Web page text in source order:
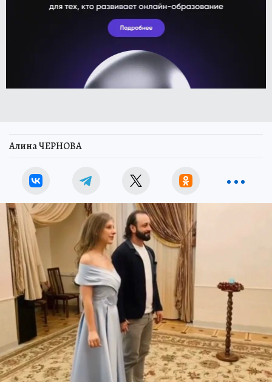
Алина ЧЕРНОВА